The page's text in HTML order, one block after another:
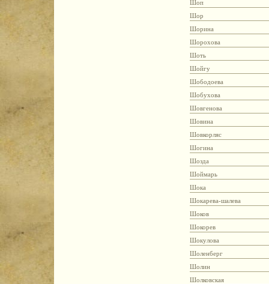
Шоп
Шор
Шорина
Шорохова
Шоть
Шойгу
Шободоева
Шобухова
Шовгенова
Шовина
Шовкорляс
Шогина
Шозда
Шоймарь
Шока
Шокарева-шалева
Шоков
Шокорев
Шокулова
Шоленберг
Шолин
Шолковская